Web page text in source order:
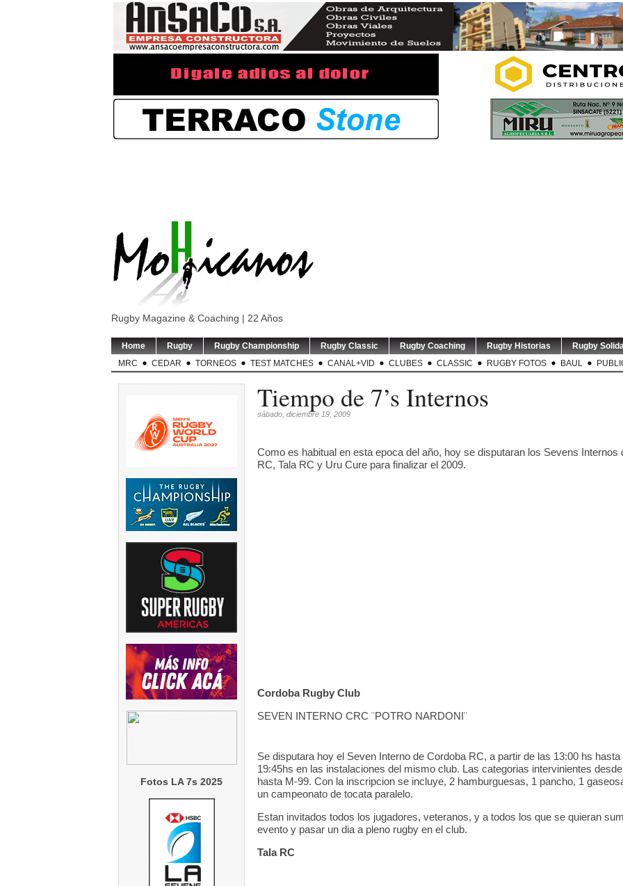
Rugby Magazine & Coaching | 22 Años
Home Rugby Rugby Championship Rugby Classic Rugby Coaching Rugby Historias Rugby
MRC
CEDAR TORNEOS TEST MATCHES CANAL+VID CLUBES CLASSIC RUGBY FOTOS BAUL
Fotos LA 7s 2025
Tiempo de 7’s Internos
sábado, diciembre 19, 2009
Como es habitual en esta epoca del año, hoy se disputaran los Sevens Internos
RC, Tala RC y Uru Cure para finalizar el 2009.
Cordoba Rugby Club
SEVEN INTERNO CRC ¨POTRO NARDONI¨
Se disputara hoy el Seven Interno de Cordoba RC, a partir de las 13:00 hs hasta
19:45hs en las instalaciones del mismo club. Las categorias intervinientes
hasta M-99. Con la inscripcion se incluye, 2 hamburguesas, 1 pancho, 1
un campeonato de tocata paralelo.
Estan invitados todos los jugadores, veteranos, y a todos los que se quieran
evento y pasar un dia a pleno rugby en el club.
Tala RC